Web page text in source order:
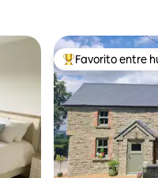
Favorito entre
Favorito entre